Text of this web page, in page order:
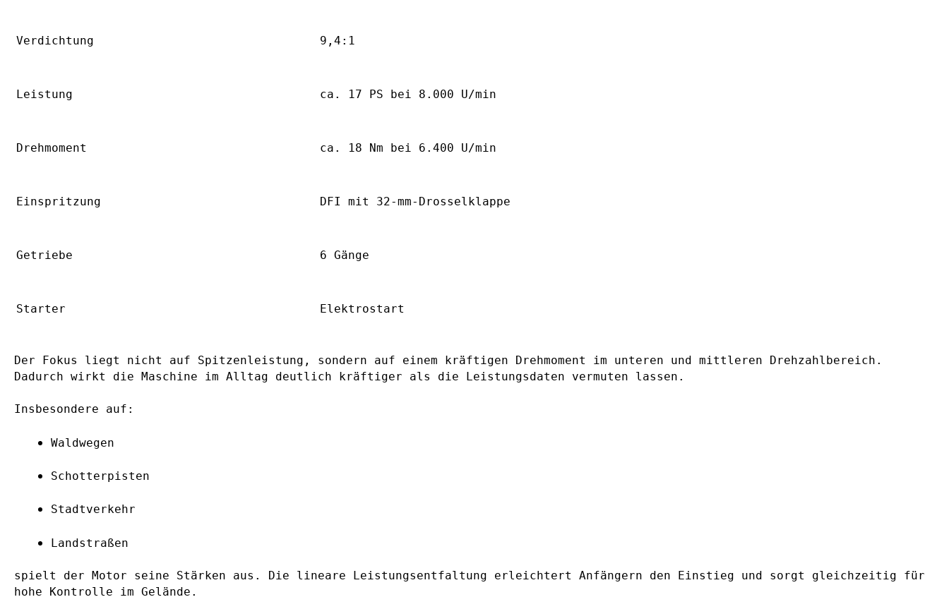
Verdichtung 9,4:1
Leistung ca. 17 PS bei 8.000 U/min
Drehmoment ca. 18 Nm bei 6.400 U/min
Einspritzung DFI mit 32-mm-Drosselklappe
Getriebe 6 Gänge
Starter Elektrostart
Der Fokus liegt nicht auf Spitzenleistung, sondern auf einem kräftigen Drehmoment im unteren und mittleren Drehzahlbereich.
Dadurch wirkt die Maschine im Alltag deutlich kräftiger als die Leistungsdaten vermuten lassen.
Insbesondere auf:
Waldwegen
Schotterpisten
Stadtverkehr
Landstraßen
spielt der Motor seine Stärken aus. Die lineare Leistungsentfaltung erleichtert Anfängern den Einstieg und sorgt gleichzeitig für
hohe Kontrolle im Gelände.